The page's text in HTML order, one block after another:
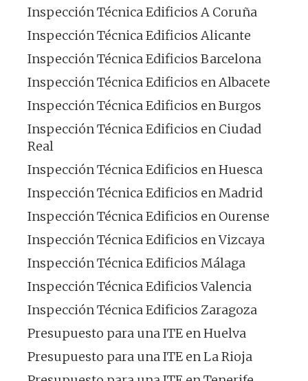
Inspección Técnica Edificios A Coruña
Inspección Técnica Edificios Alicante
Inspección Técnica Edificios Barcelona
Inspección Técnica Edificios en Albacete
Inspección Técnica Edificios en Burgos
Inspección Técnica Edificios en Ciudad
Real
Inspección Técnica Edificios en Huesca
Inspección Técnica Edificios en Madrid
Inspección Técnica Edificios en Ourense
Inspección Técnica Edificios en Vizcaya
Inspección Técnica Edificios Málaga
Inspección Técnica Edificios Valencia
Inspección Técnica Edificios Zaragoza
Presupuesto para una ITE en Huelva
Presupuesto para una ITE en La Rioja